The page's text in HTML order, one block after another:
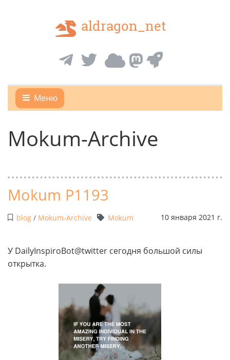
aldragon_net
Меню
Mokum-Archive
Mokum P1193
blog/ Mokum-Archive Mokum 10 января 2021 г.
У DailyInspiroBot@twitter сегодня большой силы
открытка.